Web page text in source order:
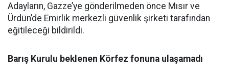
Adayların, Gazze’ye gönderilmeden önce Mısır ve
Ürdün’de Emirlik merkezli güvenlik şirketi tarafından
eğitileceği bildirildi.
Barış Kurulu beklenen Körfez fonuna ulaşamadı